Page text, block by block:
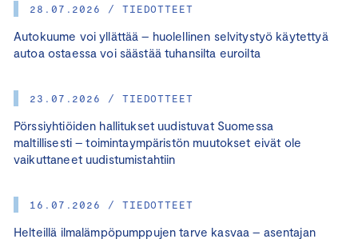
28.07.2026 / TIEDOTTEET
Autokuume voi yllättää – huolellinen selvitystyö käytettyä
autoa ostaessa voi säästää tuhansilta euroilta
23.07.2026 / TIEDOTTEET
Pörssiyhtiöiden hallitukset uudistuvat Suomessa
maltillisesti – toimintaympäristön muutokset eivät ole
vaikuttaneet uudistumistahtiin
16.07.2026 / TIEDOTTEET
Helteillä ilmalämpöpumppujen tarve kasvaa – asentajan